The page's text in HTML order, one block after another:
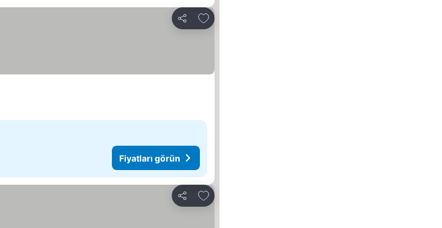
Paylaş
Favorilerime ekle
Fiyatları görün
Paylaş
Favorilerime ekle